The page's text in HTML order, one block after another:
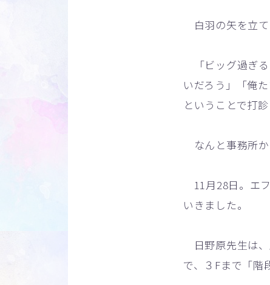
白羽の矢を立て
「ビッグ過ぎ
いだろう」「俺
ということで打診
なんと事務所か
11月28日。エ
いきました。
日野原先生は
で、３Fまで「階